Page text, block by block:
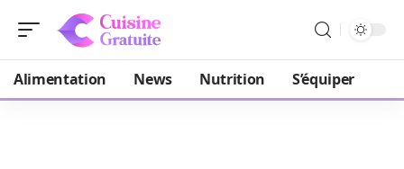
Alimentation News Nutrition S’équiper